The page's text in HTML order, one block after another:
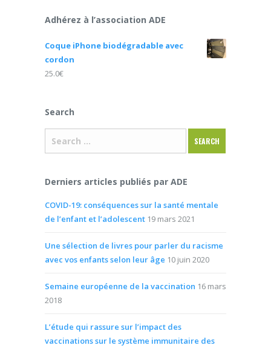
Adhérez à l’association ADE
Coque iPhone biodégradable avec
cordon
25.0€
Search
Derniers articles publiés par ADE
COVID-19: conséquences sur la santé mentale
de l’enfant et l’adolescent 19 mars 2021
Une sélection de livres pour parler du racisme
avec vos enfants selon leur âge 10 juin 2020
Semaine européenne de la vaccination 16 mars
2018
L’étude qui rassure sur l’impact des
vaccinations sur le système immunitaire des